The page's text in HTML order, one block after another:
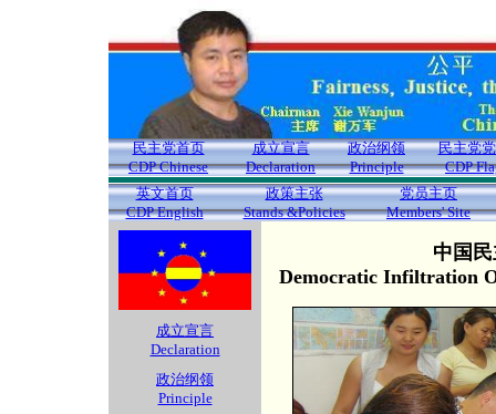
民主党首页
CDP Chinese
成立宣言
Declaration
政治纲领
Principle
民主党
CDP
英文首页
CDP English
政策主张
Stands &Policies
党员主页
Members' Site
成立宣言
Declaration
政治纲领
Principle
中国
Democratic Infiltration